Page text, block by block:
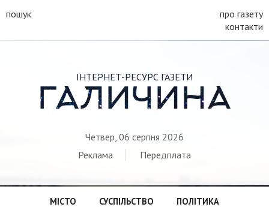
пошук
про газету
контакти
ІНТЕРНЕТ-РЕСУРС ГАЗЕТИ
ГАЛИЧИНА
Четвер, 06 серпня 2026
Реклама
Передплата
МІСТО СУСПІЛЬСТВО
ПОЛІТИКА